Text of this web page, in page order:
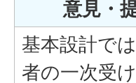
意見・
基本設計で
者の一次受